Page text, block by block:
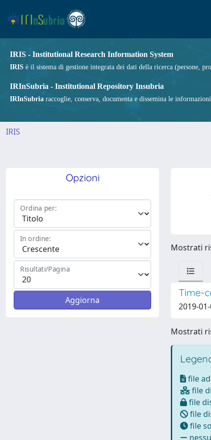
IRIS - Institutional Research Information System
IRIS è il sistema di gestione integrata dei dati della ricerca (persone,
IRInSubria - Institutional Repository Insubria
IRInSubria raccoglie, conserva, documenta e dissemina le
IRIS
Opzioni
Ordina per:
In ordine:
Risultati/Pagina
Mostrati
Time-
2019-
Mostrati
file
file
file
file
file